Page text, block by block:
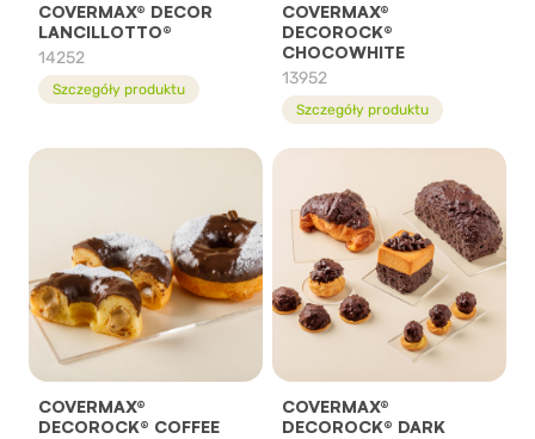
COVERMAX® DECOR
LANCILLOTTO®
14252
Szczegóły produktu
COVERMAX®
DECOROCK®
CHOCOWHITE
13952
Szczegóły produktu
COVERMAX®
DECOROCK® COFFEE
COVERMAX®
DECOROCK® DARK